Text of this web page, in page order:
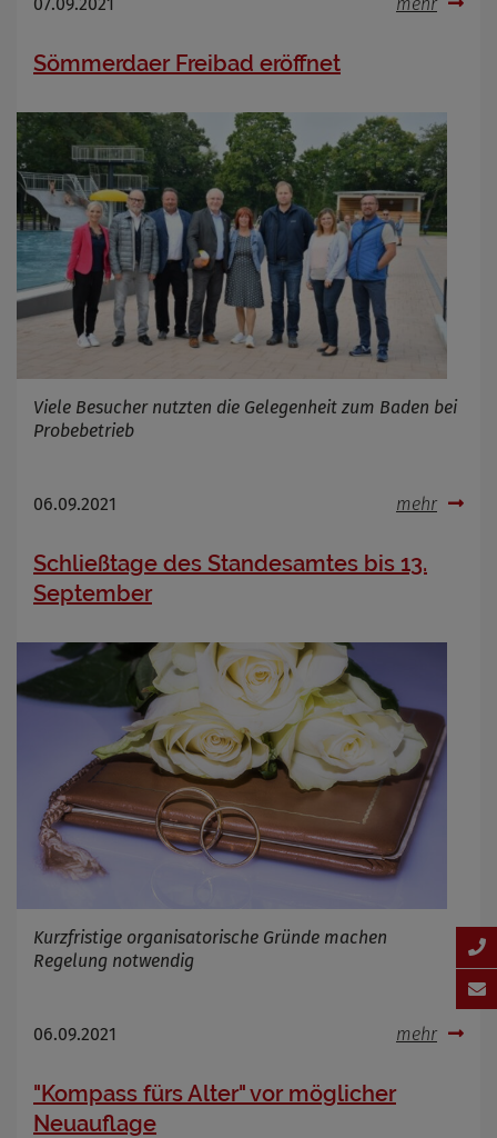
Sömmerdaer Freibad eröffnet
Viele Besucher nutzten die Gelegenheit zum Baden bei
Probebetrieb
06.09.2021 mehr
Schließtage des Standesamtes bis 13.
September
Kurzfristige organisatorische Gründe machen
Regelung notwendig
06.09.2021 mehr
"Kompass fürs Alter" vor möglicher
Neuauflage